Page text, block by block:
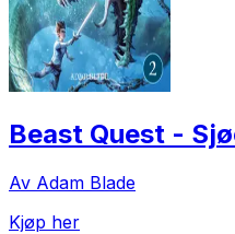
Beast Quest -
Av Adam Blade
Kjøp her